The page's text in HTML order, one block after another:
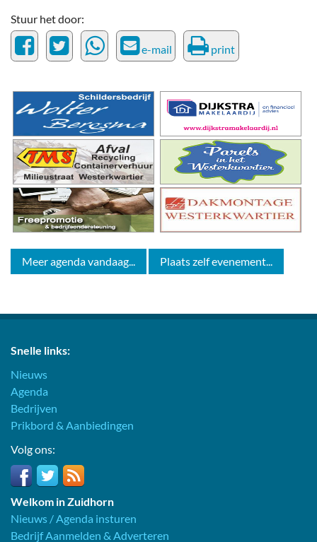
Stuur het door:
e-mail print
Meer agenda vandaag... Plaats zelf evenement...
Snelle links:
Nieuws
Agenda
Bedrijven
Prikbord & Aanbiedingen
Volg ons:
Welkom in Zuidhorn
Nieuws / Agenda insturen
Bedrijf Aanmelden & Adverteren